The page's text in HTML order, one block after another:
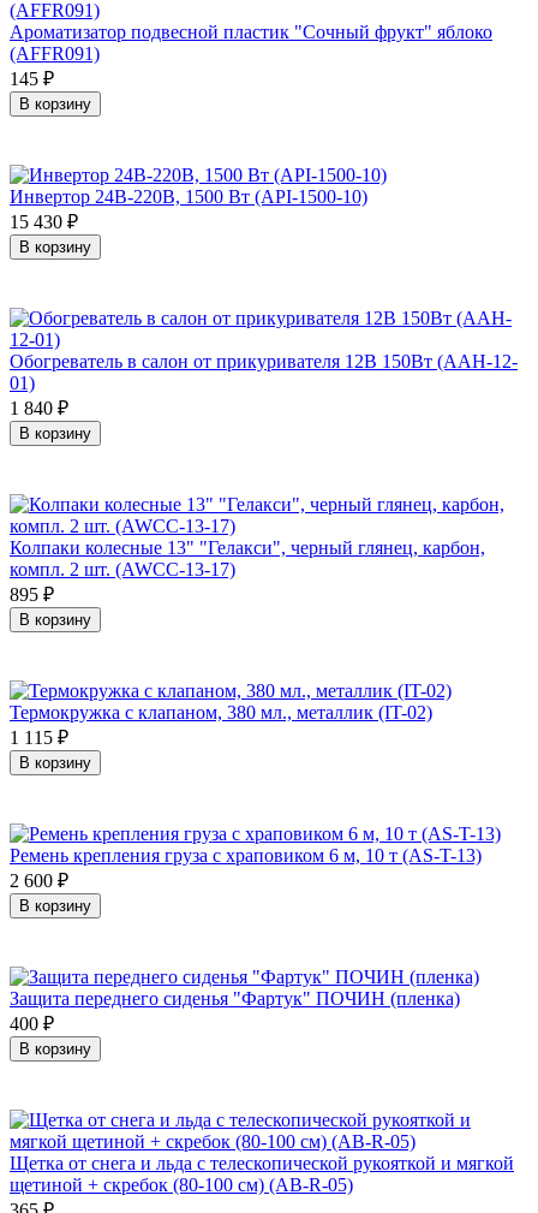
Ароматизатор подвесной пластик "Сочный фрукт" яблоко
(AFFR091)
145 ₽
В корзину
Инвертор 24В-220В, 1500 Вт (API-1500-10)
15 430 ₽
В корзину
Обогреватель в салон от прикуривателя 12В 150Вт (AAH-12-
01)
1 840 ₽
В корзину
Колпаки колесные 13" "Гелакси", черный глянец, карбон,
компл. 2 шт. (AWCC-13-17)
895 ₽
В корзину
Термокружка с клапаном, 380 мл., металлик (IT-02)
1 115 ₽
В корзину
Ремень крепления груза с храповиком 6 м, 10 т (AS-T-13)
2 600 ₽
В корзину
Защита переднего сиденья "Фартук" ПОЧИН (пленка)
400 ₽
В корзину
Щетка от снега и льда с телескопической рукояткой и мягкой
щетиной + скребок (80-100 см) (AB-R-05)